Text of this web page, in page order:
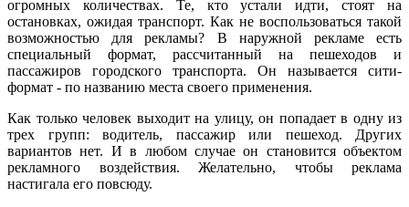
огромных количествах. Те, кто устали идти, стоят на
остановках, ожидая транспорт. Как не воспользоваться такой
возможностью для рекламы? В наружной рекламе есть
специальный формат, рассчитанный на пешеходов и
пассажиров городского транспорта. Он называется сити-
формат - по названию места своего применения.
Как только человек выходит на улицу, он попадает в одну из
трех групп: водитель, пассажир или пешеход. Других
вариантов нет. И в любом случае он становится объектом
рекламного воздействия. Желательно, чтобы реклама
настигала его повсюду.